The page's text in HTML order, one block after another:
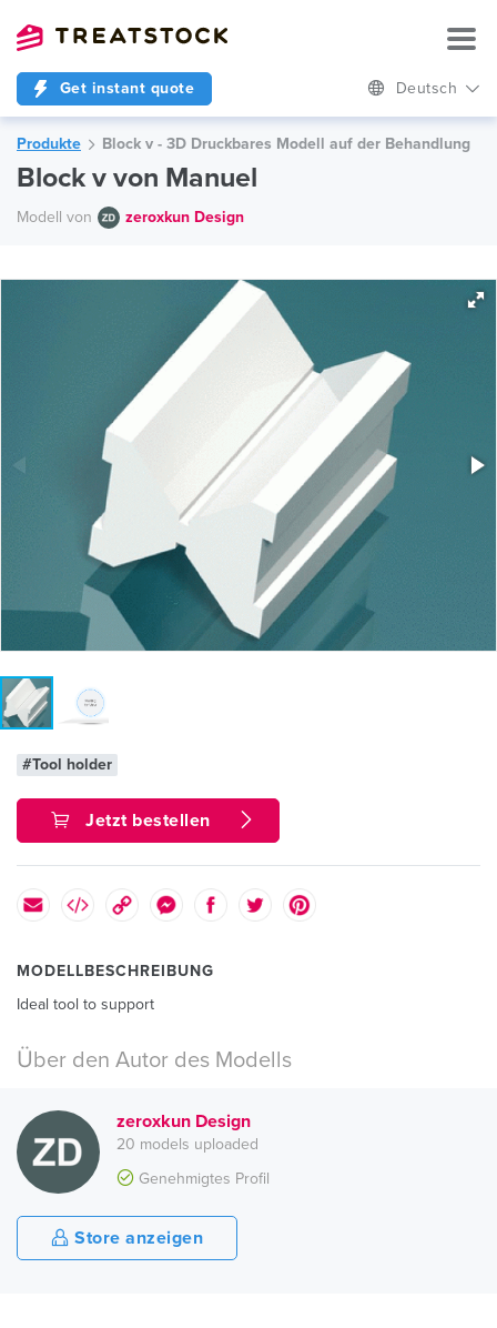
Get instant quote Deutsch
Produkte Block v - 3D Druckbares Modell auf der Behandlung
Block v von Manuel
Modell von zeroxkun Design
#Tool holder
Jetzt bestellen
MODELLBESCHREIBUNG
Ideal tool to support
Über den Autor des Modells
zeroxkun Design
20 models uploaded
Genehmigtes Profil
Store anzeigen